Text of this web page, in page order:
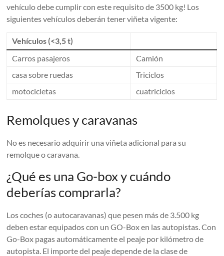
vehículo debe cumplir con este requisito de 3500 kg! Los
siguientes vehículos deberán tener viñeta vigente:
Vehículos (<3,5 t)
Carros pasajeros
Camión
casa sobre ruedas
Triciclos
motocicletas
cuatriciclos
Remolques y caravanas
No es necesario adquirir una viñeta adicional para su
remolque o caravana.
¿Qué es una Go-box y cuándo
deberías comprarla?
Los coches (o autocaravanas) que pesen más de 3.500 kg
deben estar equipados con un GO-Box en las autopistas. Con
Go-Box pagas automáticamente el peaje por kilómetro de
autopista. El importe del peaje depende de la clase de